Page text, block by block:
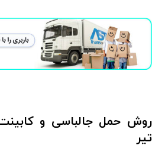
روش حمل جالباسی و
تیر